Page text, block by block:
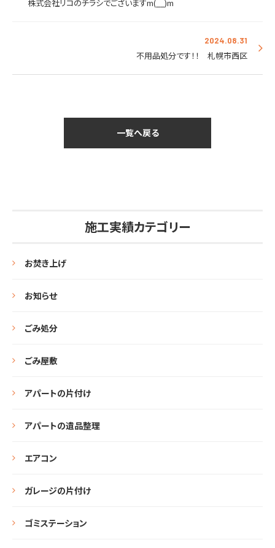
株式会社リコのチラシでございますm(__)m
2024.08.31
不用品処分です！！ 札幌市西区
一覧へ戻る
施工実績カテゴリー
お焚き上げ
お知らせ
ごみ処分
ごみ屋敷
アパートの片付け
アパートの遺品整理
エアコン
ガレージの片付け
ゴミステーション